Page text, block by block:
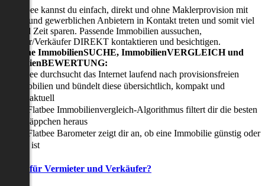
Flatbee kannst du einfach, direkt und ohne Maklerprovision mit
und gewerblichen Anbietern in Kontakt treten und somit viel
und Zeit sparen. Passende Immobilien aussuchen,
Verkäufer DIREKT kontaktieren und besichtigen.
in-one ImmobilienSUCHE, ImmobilienVERGLEICH und
Flatbee durchsucht das Internet laufend nach provisionsfreien
Immobilien und bündelt diese übersichtlich, kompakt und
tagesaktuell
Der Flatbee Immobilienvergleich-Algorithmus filtert dir die besten
Schnäppchen heraus
Der Flatbee Barometer zeigt dir an, ob eine Immobilie günstig oder
teuer ist
für Vermieter und Verkäufer?